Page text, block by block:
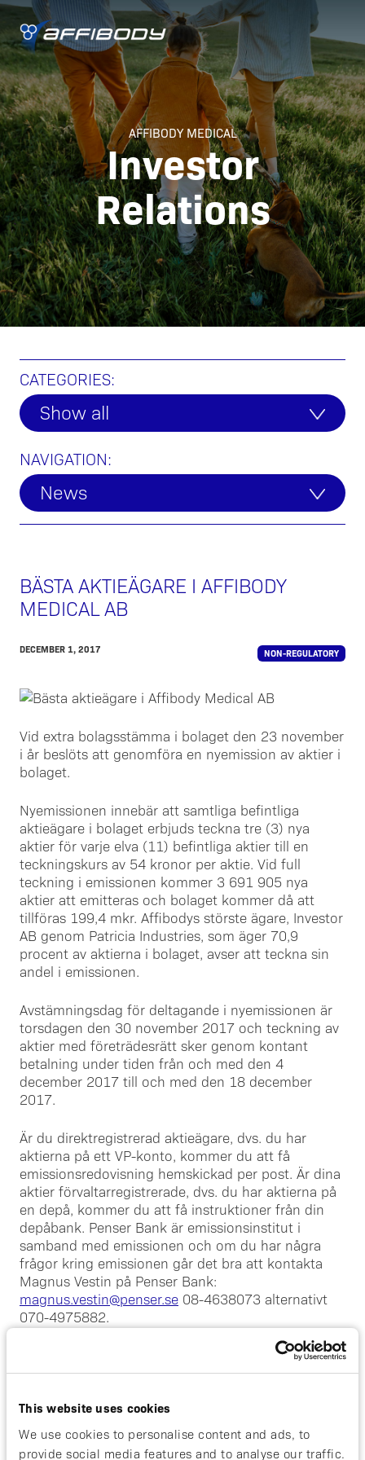
This website uses cookies
We use cookies to personalise content and ads, to
provide social media features and to analyse our traffic.
AFFIBODY MEDICAL
Investor
Relations
CATEGORIES:
Show all
NAVIGATION:
News
BÄSTA AKTIEÄGARE I AFFIBODY
MEDICAL AB
NON-REGULATORY
DECEMBER 1, 2017
Vid extra bolagsstämma i bolaget den 23 november
i år beslöts att genomföra en nyemission av aktier i
bolaget.
Nyemissionen innebär att samtliga befintliga
aktieägare i bolaget erbjuds teckna tre (3) nya
aktier för varje elva (11) befintliga aktier till en
teckningskurs av 54 kronor per aktie. Vid full
teckning i emissionen kommer 3 691 905 nya
aktier att emitteras och bolaget kommer då att
tillföras 199,4 mkr. Affibodys störste ägare, Investor
AB genom Patricia Industries, som äger 70,9
procent av aktierna i bolaget, avser att teckna sin
andel i emissionen.
Avstämningsdag för deltagande i nyemissionen är
torsdagen den 30 november 2017 och teckning av
aktier med företrädesrätt sker genom kontant
betalning under tiden från och med den 4
december 2017 till och med den 18 december
2017.
Är du direktregistrerad aktieägare, dvs. du har
aktierna på ett VP-konto, kommer du att få
emissionsredovisning hemskickad per post. Är dina
aktier förvaltarregistrerade, dvs. du har aktierna på
en depå, kommer du att få instruktioner från din
depåbank. Penser Bank är emissionsinstitut i
samband med emissionen och om du har några
frågor kring emissionen går det bra att kontakta
Magnus Vestin på Penser Bank:
magnus.vestin@penser.se 08-4638073 alternativt
070-4975882.
Bakgrunden till nyemissionen är att Affibody sedan
ett antal år fokuserar på att egenutveckla nästa
baserade på vår unika kompetens och på våra
världsledande patentskyddade plattformar;
Affibody®-molekyler och Albumod™-teknologin.